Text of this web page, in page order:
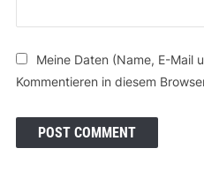
Meine Daten (Name, E-Mail
Kommentieren in diesem